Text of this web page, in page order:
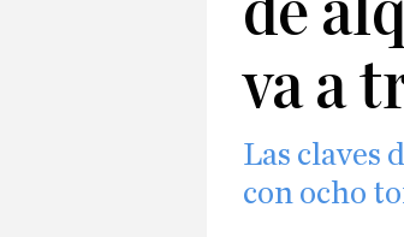
va a
Las claves
con ocho